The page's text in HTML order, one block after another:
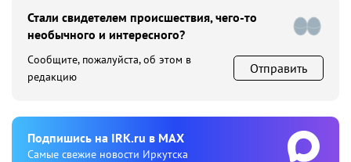
Стали свидетелем происшествия, чего-то
необычного и интересного?
Сообщите, пожалуйста, об этом в
редакцию
Отправить
Подпишиcь на IRK.ru в MAX
Cамые свежие новости Иркутска